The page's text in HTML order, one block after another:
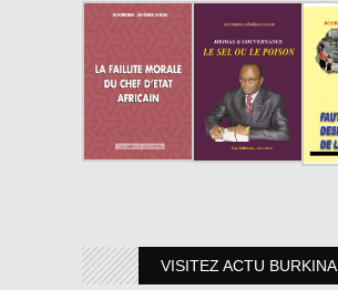
VISITEZ ACTU BURKINA